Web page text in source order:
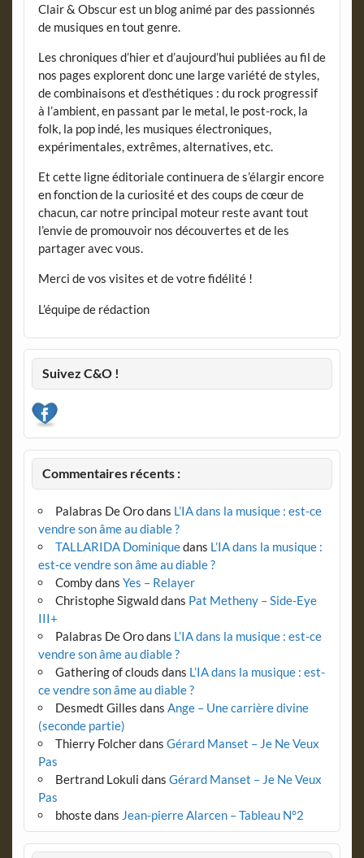
Clair & Obscur est un blog animé par des passionnés
de musiques en tout genre.
Les chroniques d’hier et d’aujourd’hui publiées au fil de
nos pages explorent donc une large variété de styles,
de combinaisons et d’esthétiques : du rock progressif
à l’ambient, en passant par le metal, le post-rock, la
folk, la pop indé, les musiques électroniques,
expérimentales, extrêmes, alternatives, etc.
Et cette ligne éditoriale continuera de s’élargir encore
en fonction de la curiosité et des coups de cœur de
chacun, car notre principal moteur reste avant tout
l’envie de promouvoir nos découvertes et de les
partager avec vous.
Merci de vos visites et de votre fidélité !
L’équipe de rédaction
Suivez C&O !
Commentaires récents :
Palabras De Orodans L’IA dans la musique : est-ce
vendre son âme au diable ?
TALLARIDA Dominiquedans L’IA dans la musique :
est-ce vendre son âme au diable ?
Combydans Yes – Relayer
Christophe Sigwalddans Pat Metheny – Side-Eye
III+
Palabras De Orodans L’IA dans la musique : est-ce
vendre son âme au diable ?
Gathering of clouds dans L’IA dans la musique : est-
ce vendre son âme au diable ?
Desmedt Gilles dans Ange – Une carrière divine
(seconde partie)
Thierry Folcherdans Gérard Manset – Je Ne Veux
Pas
Bertrand Lokuli dans Gérard Manset – Je Ne Veux
Pas
bhostedans Jean-pierre Alarcen – Tableau N°2